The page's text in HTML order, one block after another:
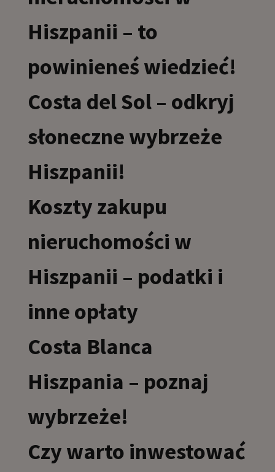
Hiszpanii – to
powinieneś wiedzieć!
Costa del Sol – odkryj
słoneczne wybrzeże
Hiszpanii!
Koszty zakupu
nieruchomości w
Hiszpanii – podatki i
inne opłaty
Costa Blanca
Hiszpania – poznaj
wybrzeże!
Czy warto inwestować